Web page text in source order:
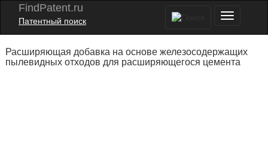
FindPatent.ru
Патентный поиск
Расширяющая добавка на основе железосодержащих
пылевидных отходов для расширяющегося цемента